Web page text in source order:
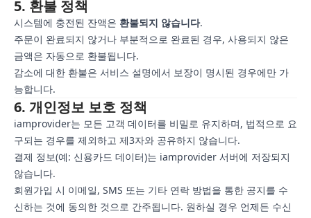
5. 환불 정책
시스템에 충전된 잔액은 환불되지 않습니다.
주문이 완료되지 않거나 부분적으로 완료된 경우, 사용되지 않은
금액은 자동으로 환불됩니다.
감소에 대한 환불은 서비스 설명에서 보장이 명시된 경우에만 가
능합니다.
6. 개인정보 보호 정책
iamprovider는 모든 고객 데이터를 비밀로 유지하며, 법적으로 요
구되는 경우를 제외하고 제3자와 공유하지 않습니다.
결제 정보(예: 신용카드 데이터)는 iamprovider 서버에 저장되지
않습니다.
회원가입 시 이메일, SMS 또는 기타 연락 방법을 통한 공지를 수
신하는 것에 동의한 것으로 간주됩니다. 원하실 경우 언제든 수신